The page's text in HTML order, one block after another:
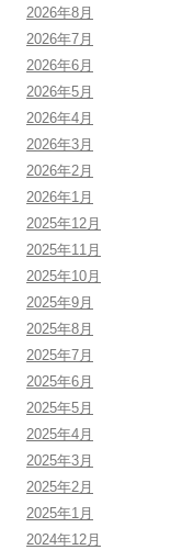
2026年8月
2026年7月
2026年6月
2026年5月
2026年4月
2026年3月
2026年2月
2026年1月
2025年12月
2025年11月
2025年10月
2025年9月
2025年8月
2025年7月
2025年6月
2025年5月
2025年4月
2025年3月
2025年2月
2025年1月
2024年12月